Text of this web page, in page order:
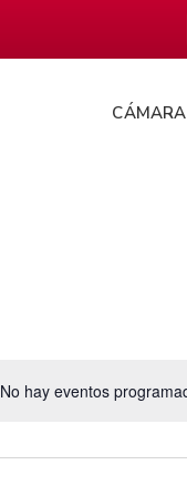
CÁMARA
No hay eventos